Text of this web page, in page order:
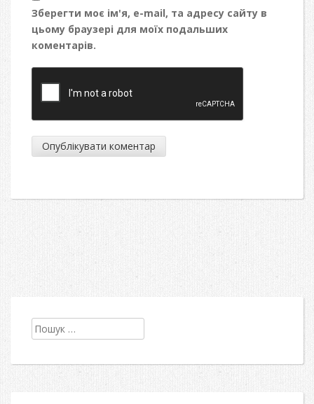
Зберегти моє ім'я, e-mail, та адресу сайту в
цьому браузері для моїх подальших
коментарів.
Пошук: